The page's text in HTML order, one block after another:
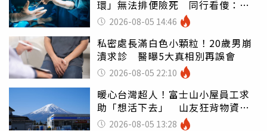
環」無法排便險死 同行看傻：糟
糕至極
2026-08-05 14:46
私密處長滿白色小顆粒！20歲男崩
潰求診 醫曝5大真相別再誤會
2026-08-05 22:10
暖心台灣超人！富士山小屋員工求
助「想活下去」 山友狂背物資上
山：台灣真的是寶島
2026-08-05 13:28